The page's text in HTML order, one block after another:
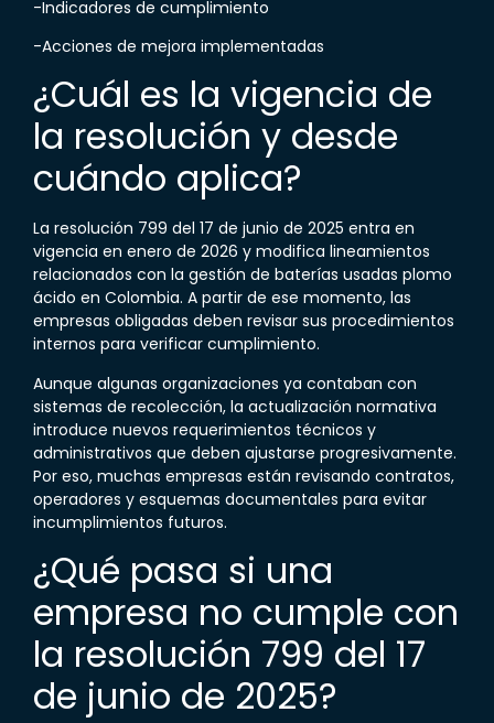
-Indicadores de cumplimiento
-Acciones de mejora implementadas
¿Cuál es la vigencia de
la resolución y desde
cuándo aplica?
La resolución 799 del 17 de junio de 2025 entra en
vigencia en enero de 2026 y modifica lineamientos
relacionados con la gestión de baterías usadas plomo
ácido en Colombia. A partir de ese momento, las
empresas obligadas deben revisar sus procedimientos
internos para verificar cumplimiento.
Aunque algunas organizaciones ya contaban con
sistemas de recolección, la actualización normativa
introduce nuevos requerimientos técnicos y
administrativos que deben ajustarse progresivamente.
Por eso, muchas empresas están revisando contratos,
operadores y esquemas documentales para evitar
incumplimientos futuros.
¿Qué pasa si una
empresa no cumple con
la resolución 799 del 17
de junio de 2025?